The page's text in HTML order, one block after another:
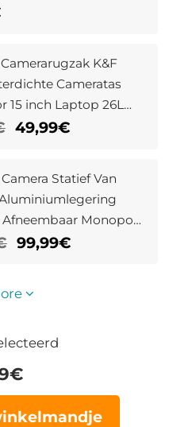
FX3, FX30, A9,
K&F
Cameratas
15 inch Laptop 26L
En Regenhoes Voor
49,99€
Statief Van
Monopod
Transversale
99,99€
€